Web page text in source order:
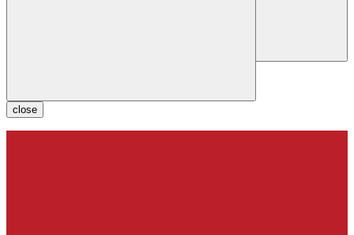
close